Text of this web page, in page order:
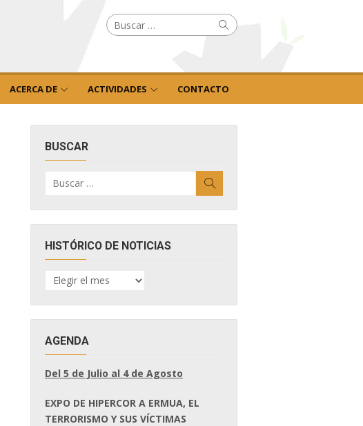
Buscar
por: Buscar
ACERCA DE ACTIVIDADES CONTACTO
BUSCAR
por:
HISTÓRICO DE NOTICIAS
HISTÓRICO
DE
AGENDA
Del 5 de Julio al 4 de Agosto
EXPO DE HIPERCOR A ERMUA, EL
TERRORISMO Y SUS VÍCTIMAS